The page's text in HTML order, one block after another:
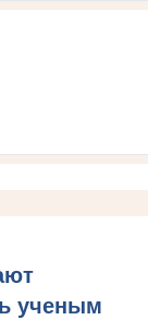
ученым